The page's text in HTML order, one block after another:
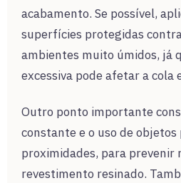
acabamento. Se possível,
superfícies protegidas
ambientes muito úmidos, já
excessiva pode afetar a cola
Outro ponto importante
constante e o uso de
proximidades, para prevenir
revestimento resinado.